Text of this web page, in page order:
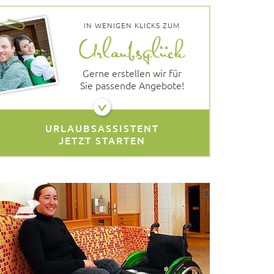
IN WENIGEN KLICKS ZUM
Gerne erstellen wir für
Sie passende Angebote!
URLAUBSASSISTENT
JETZT STARTEN